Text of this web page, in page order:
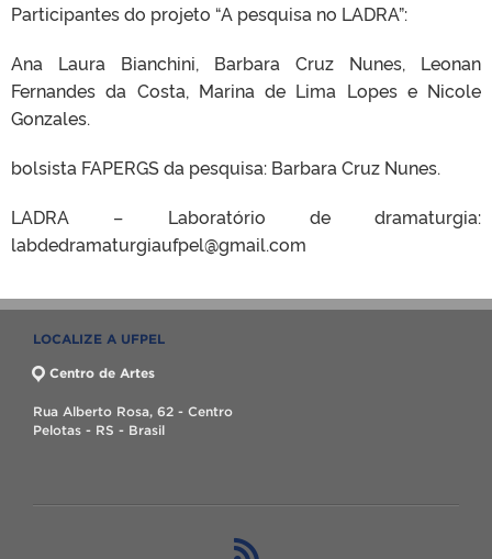
Participantes do projeto “A pesquisa no LADRA”:
Ana Laura Bianchini, Barbara Cruz Nunes, Leonan
Fernandes da Costa, Marina de Lima Lopes e Nicole
Gonzales.
bolsista FAPERGS da pesquisa: Barbara Cruz Nunes.
LADRA – Laboratório de dramaturgia:
labdedramaturgiaufpel@gmail.com
LOCALIZE A UFPEL
Centro de Artes
Rua Alberto Rosa, 62 - Centro
Pelotas - RS - Brasil